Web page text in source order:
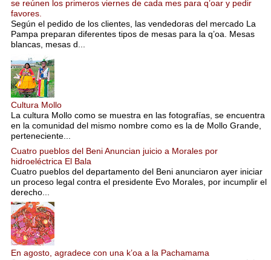
se reúnen los primeros viernes de cada mes para q’oar y pedir
favores.
Según el pedido de los clientes, las vendedoras del mercado La
Pampa preparan diferentes tipos de mesas para la q’oa. Mesas
blancas, mesas d...
Cultura Mollo
La cultura Mollo como se muestra en las fotografías, se encuentra
en la comunidad del mismo nombre como es la de Mollo Grande,
perteneciente...
Cuatro pueblos del Beni Anuncian juicio a Morales por
hidroeléctrica El Bala
Cuatro pueblos del departamento del Beni anunciaron ayer iniciar
un proceso legal contra el presidente Evo Morales, por incumplir el
derecho...
En agosto, agradece con una k’oa a la Pachamama